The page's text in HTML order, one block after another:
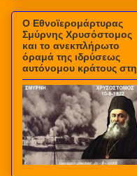
Ο Εθνοϊερομάρτυρας
Σμύρνης Χρυσόστομος
και το ανεκπλήρωτο
όραμά της ιδρύσεως
αυτόνομου κράτους στη